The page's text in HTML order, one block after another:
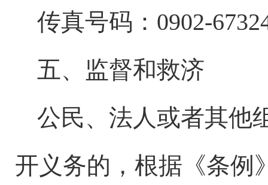
传真号码： 0902-
五、监督和救济
公民、法人或者其他
开义务的，根据《条例